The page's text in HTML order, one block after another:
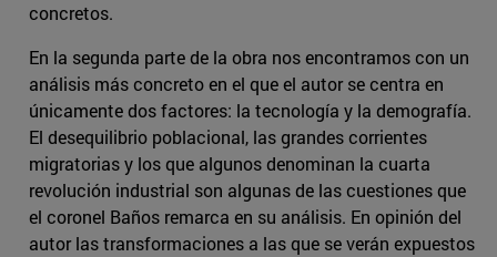
concretos.
En la segunda parte de la obra nos encontramos con un
análisis más concreto en el que el autor se centra en
únicamente dos factores: la tecnología y la demografía.
El desequilibrio poblacional, las grandes corrientes
migratorias y los que algunos denominan la cuarta
revolución industrial son algunas de las cuestiones que
el coronel Baños remarca en su análisis. En opinión del
autor las transformaciones a las que se verán expuestos